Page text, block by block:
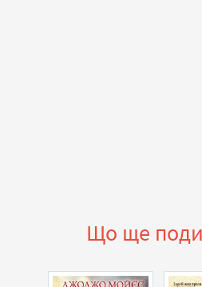
Що ще